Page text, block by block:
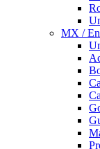
MX /